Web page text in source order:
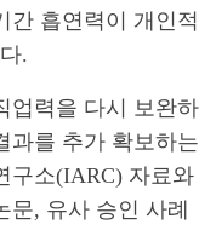
간 흡연력이 개인적
.
업력을 다시 보완하
과를 추가 확보하는
구소(IARC) 자료와
, 유사 승인 사례